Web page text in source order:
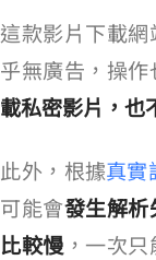
這款影片下載
乎無廣告，操
載私密影片，也
此外，根據CatchV
可能會發生解析
比較慢，一次只